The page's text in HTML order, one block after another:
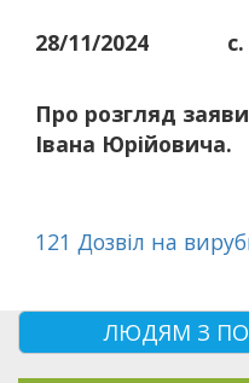
28/11/2024
Про розгляд
Івана Юрійовича.
121 Дозвіл на
ЛЮДЯМ З